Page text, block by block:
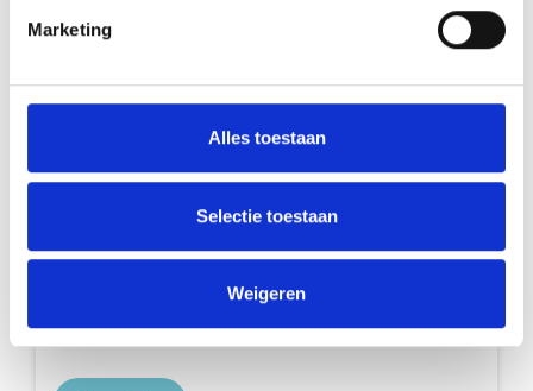
Marketing
Alles toestaan
Selectie toestaan
Weigeren
Lilouse Shampoo anti-luizen en neten
siliconen. De natuurlijke formule op basis van
kokosoli...